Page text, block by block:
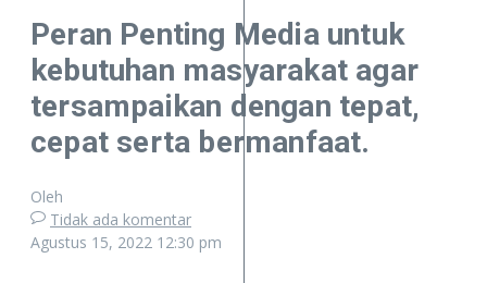
Peran Penting Media untuk
kebutuhan masyarakat agar
tersampaikan dengan tepat,
cepat serta bermanfaat.
Oleh
Tidak ada komentar
Agustus 15, 2022 12:30 pm